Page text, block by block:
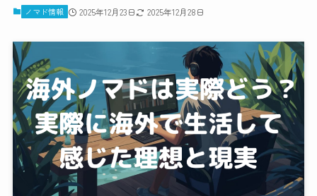
ノマド情報 2025年12月23日 2025年12月28日